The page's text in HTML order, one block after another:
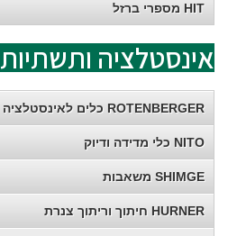
HIT מספרי ברזל
אינסטלציה ותשתיות
ROTENBERGER כלים לאינסטלציה וצנרת
NITO כלי מדידה ודיוק
SHIMGE משאבות
HURNER חיתוך וריתוך צנרת